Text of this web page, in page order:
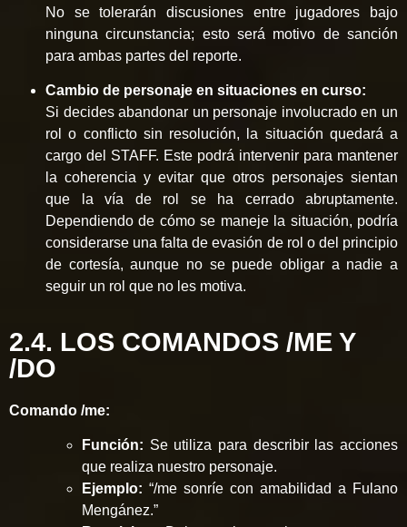
No se tolerarán discusiones entre jugadores bajo
ninguna circunstancia; esto será motivo de sanción
para ambas partes del reporte.
Cambio de personaje en situaciones en curso:
Si decides abandonar un personaje involucrado en un
rol o conflicto sin resolución, la situación quedará a
cargo del STAFF. Este podrá intervenir para mantener
la coherencia y evitar que otros personajes sientan
que la vía de rol se ha cerrado abruptamente.
Dependiendo de cómo se maneje la situación, podría
considerarse una falta de evasión de rol o del principio
de cortesía, aunque no se puede obligar a nadie a
seguir un rol que no les motiva.
2.4. LOS COMANDOS /ME Y
/DO
Comando /me:
Función: Se utiliza para describir las acciones
que realiza nuestro personaje.
Ejemplo: “/me sonríe con amabilidad a Fulano
Mengánez.”